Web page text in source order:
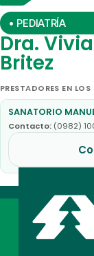
• PEDIATRÍA
Dra.
Britez
PRESTADORES EN
SANATORIO
Contacto: (0982)